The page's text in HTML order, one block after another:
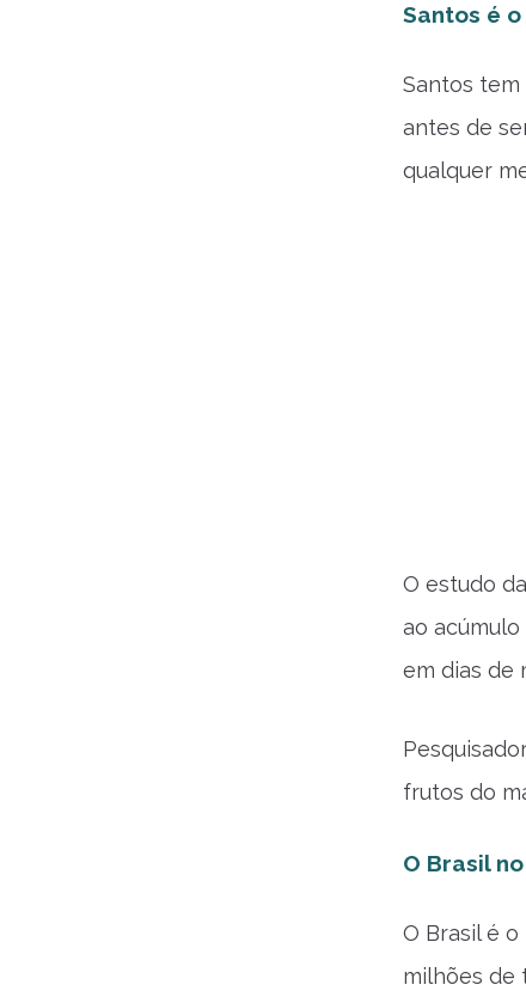
Santos é
Santos tem
antes de
qualquer
O estudo
ao
em dias de
frutos do
O Brasil
O Brasil é
milhões de